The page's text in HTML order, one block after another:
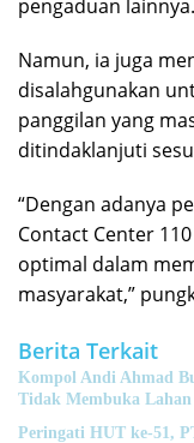
pengaduan lainnya.
Namun, ia juga
disalahgunakan
panggilan yang
ditindaklanjuti
“Dengan adanya
Contact Center
optimal dalam
masyarakat,”
Berita Terkait
Kompol Andi Ahmad
Tidak Membuka
Peringati HUT ke-51,